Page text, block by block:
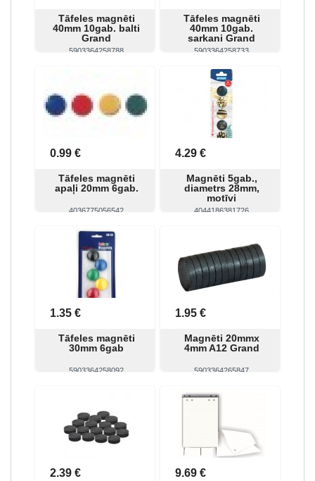
Tāfeles magnēti
40mm 10gab. balti
Grand
5903364258788
Tāfeles magnēti
40mm 10gab.
sarkani Grand
5903364258733
Skatīt
0.99 €
Tāfeles magnēti
apaļi 20mm 6gab.
4036775056542
Skatīt Pirkt
4.29 €
Magnēti 5gab.,
diametrs 28mm,
motīvi
4044186381726
1.35 €
Tāfeles magnēti
30mm 6gab
5903364258092
1.95 €
Magnēti 20mmx
4mm A12 Grand
5903364265847
Skatīt
2.39 € 9.69 €